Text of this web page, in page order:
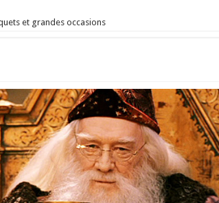
et grandes occasions